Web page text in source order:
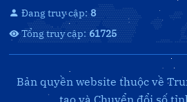
Đang truy cập: 8
Tổng truy cập: 61725
Bản quyền website thuộc về
tạo và Chuyển đổi số